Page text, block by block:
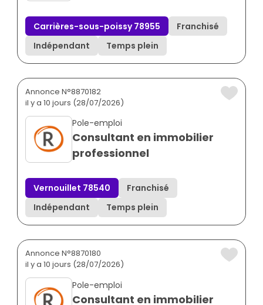
Carrières-sous-poissy 78955
Franchisé
Indépendant
Temps plein
Annonce N°8870182
il y a 10 jours (28/07/2026)
Pole-emploi
Consultant en immobilier
professionnel
Vernouillet 78540
Franchisé
Indépendant
Temps plein
Annonce N°8870180
il y a 10 jours (28/07/2026)
Pole-emploi
Consultant en immobilier